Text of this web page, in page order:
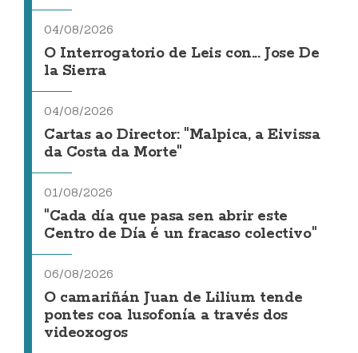
04/08/2026
O Interrogatorio de Leis con... Jose De
la Sierra
04/08/2026
Cartas ao Director: "Malpica, a Eivissa
da Costa da Morte"
01/08/2026
"Cada día que pasa sen abrir este
Centro de Día é un fracaso colectivo"
06/08/2026
O camariñán Juan de Lilium tende
pontes coa lusofonía a través dos
videoxogos